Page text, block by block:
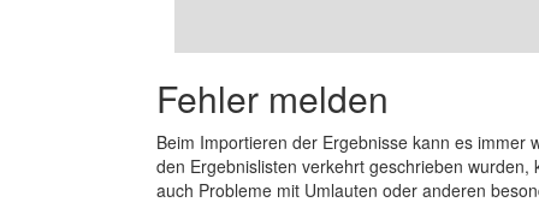
Fehler melden
Beim Importieren der Ergebnisse kann es
den Ergebnislisten verkehrt geschrieben
auch Probleme mit Umlauten oder anderen